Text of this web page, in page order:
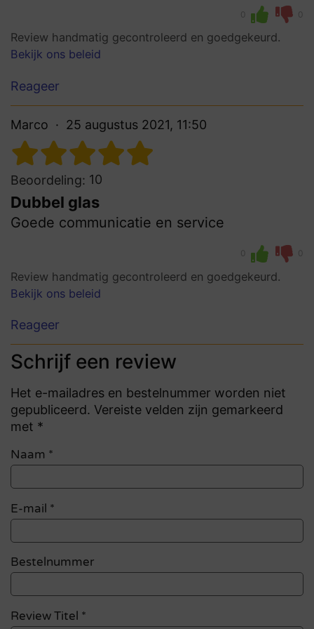
0 0
Review handmatig gecontroleerd en goedgekeurd.
Bekijk ons beleid
Reageer
Marco 25 augustus 2021, 11:50
Beoordeling: 10
Dubbel glas
Goede communicatie en service
0 0
Review handmatig gecontroleerd en goedgekeurd.
Bekijk ons beleid
Reageer
Schrijf een review
Het e-mailadres en bestelnummer worden niet
gepubliceerd. Vereiste velden zijn gemarkeerd
met *
Naam *
E-mail *
Bestelnummer
Review Titel *